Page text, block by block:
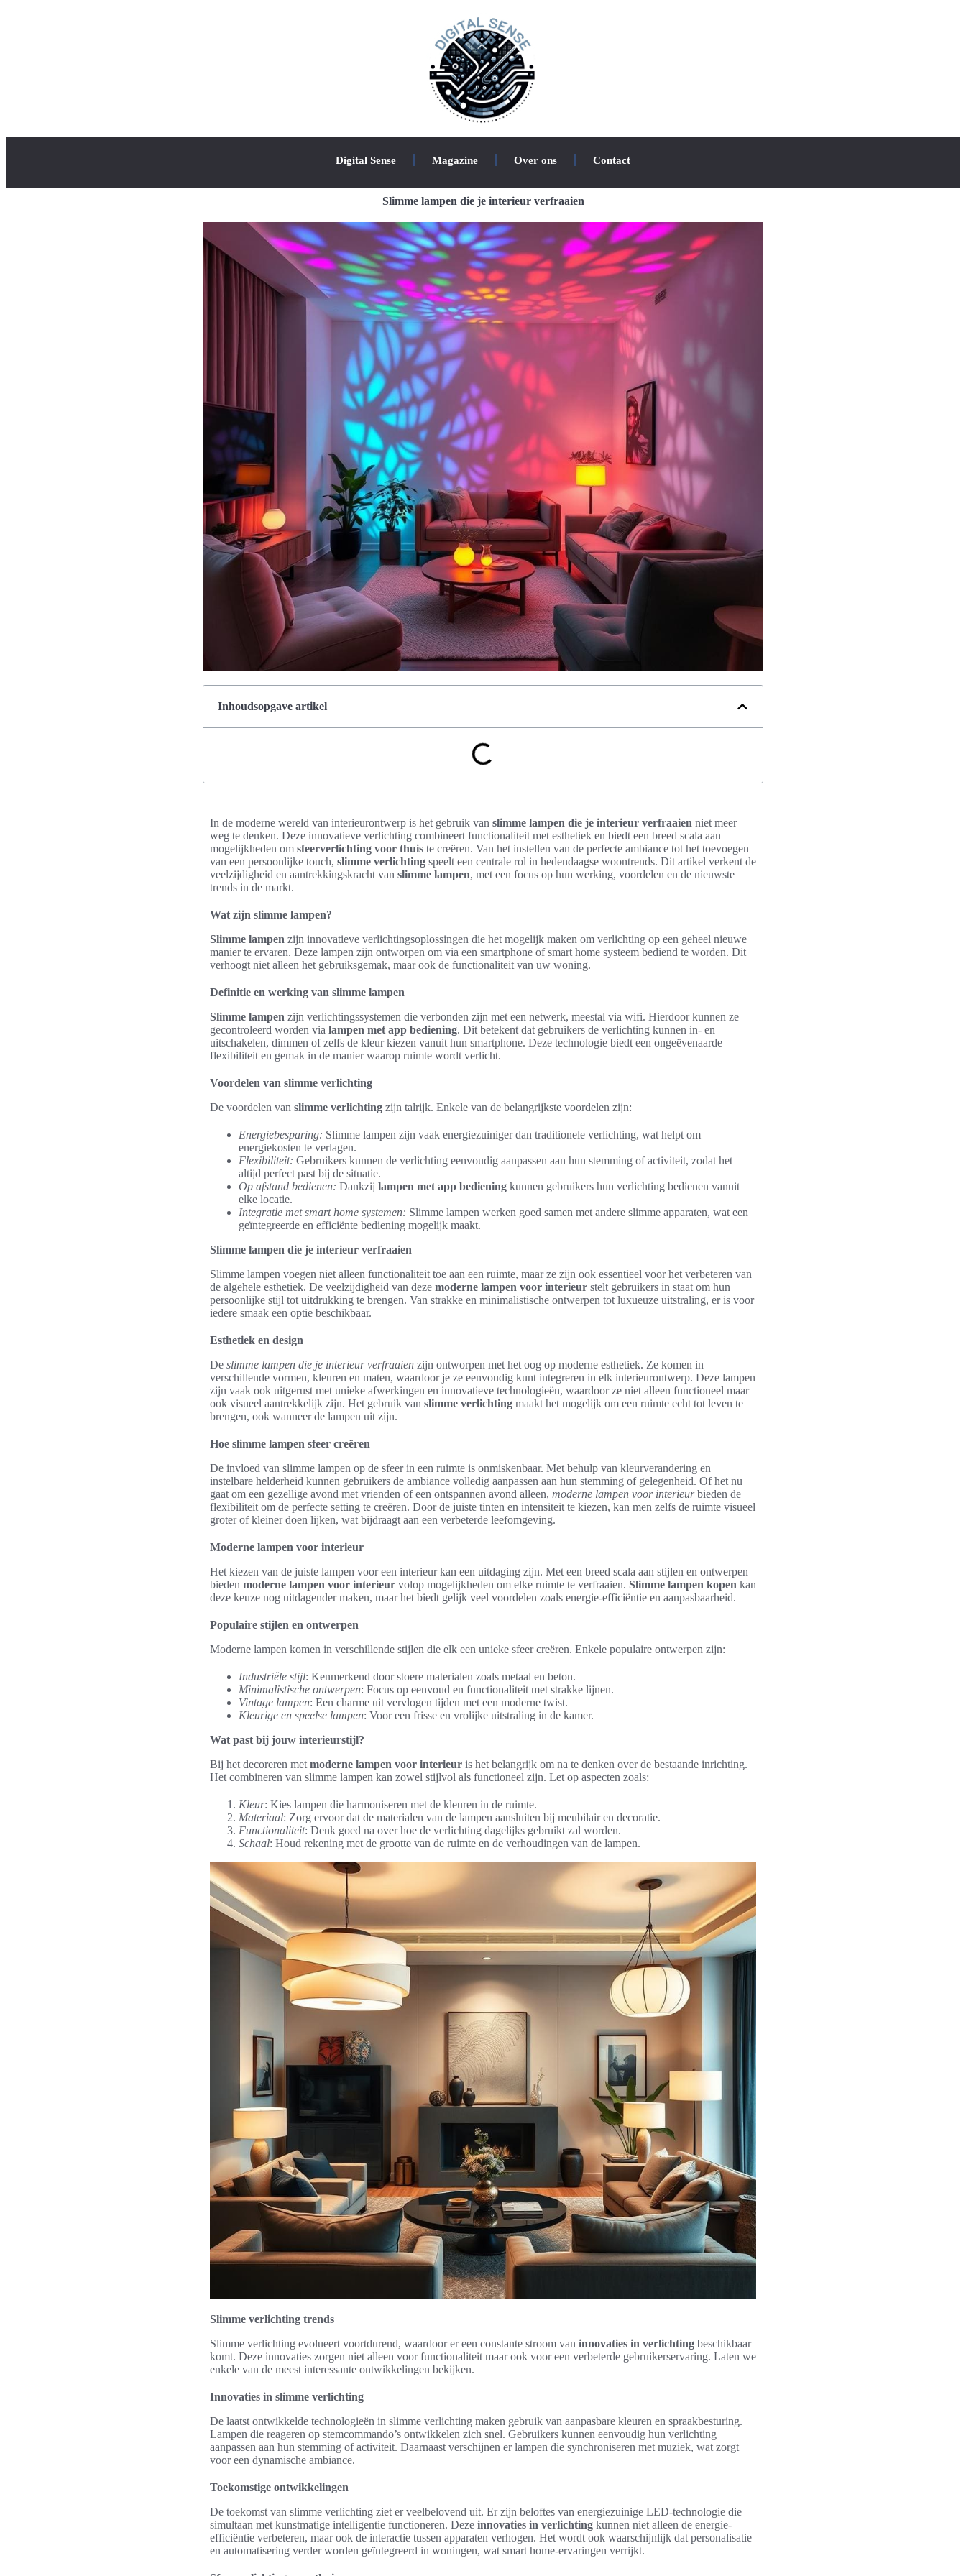
Digital Sense Magazine Over ons Contact
Slimme lampen die je interieur verfraaien
Inhoudsopgave artikel
In de moderne wereld van interieurontwerp is het gebruik van slimme lampen die je interieur verfraaien niet meer
weg te denken. Deze innovatieve verlichting combineert functionaliteit met esthetiek en biedt een breed scala aan
mogelijkheden om sfeerverlichting voor thuis te creëren. Van het instellen van de perfecte ambiance tot het toevoegen
van een persoonlijke touch, slimme verlichting speelt een centrale rol in hedendaagse woontrends. Dit artikel verkent de
veelzijdigheid en aantrekkingskracht van slimme lampen, met een focus op hun werking, voordelen en de nieuwste
trends in de markt.
Wat zijn slimme lampen?
Slimme lampen zijn innovatieve verlichtingsoplossingen die het mogelijk maken om verlichting op een geheel nieuwe
manier te ervaren. Deze lampen zijn ontworpen om via een smartphone of smart home systeem bediend te worden. Dit
verhoogt niet alleen het gebruiksgemak, maar ook de functionaliteit van uw woning.
Definitie en werking van slimme lampen
Slimme lampen zijn verlichtingssystemen die verbonden zijn met een netwerk, meestal via wifi. Hierdoor kunnen ze
gecontroleerd worden via lampen met app bediening. Dit betekent dat gebruikers de verlichting kunnen in- en
uitschakelen, dimmen of zelfs de kleur kiezen vanuit hun smartphone. Deze technologie biedt een ongeëvenaarde
flexibiliteit en gemak in de manier waarop ruimte wordt verlicht.
Voordelen van slimme verlichting
De voordelen van slimme verlichting zijn talrijk. Enkele van de belangrijkste voordelen zijn:
Energiebesparing: Slimme lampen zijn vaak energiezuiniger dan traditionele verlichting, wat helpt om
energiekosten te verlagen.
Flexibiliteit: Gebruikers kunnen de verlichting eenvoudig aanpassen aan hun stemming of activiteit, zodat het
altijd perfect past bij de situatie.
Op afstand bedienen: Dankzij lampen met app bediening kunnen gebruikers hun verlichting bedienen vanuit
elke locatie.
Integratie met smart home systemen: Slimme lampen werken goed samen met andere slimme apparaten, wat een
geïntegreerde en efficiënte bediening mogelijk maakt.
Slimme lampen die je interieur verfraaien
Slimme lampen voegen niet alleen functionaliteit toe aan een ruimte, maar ze zijn ook essentieel voor het verbeteren van
de algehele esthetiek. De veelzijdigheid van deze moderne lampen voor interieur stelt gebruikers in staat om hun
persoonlijke stijl tot uitdrukking te brengen. Van strakke en minimalistische ontwerpen tot luxueuze uitstraling, er is voor
iedere smaak een optie beschikbaar.
Esthetiek en design
De slimme lampen die je interieur verfraaien zijn ontworpen met het oog op moderne esthetiek. Ze komen in
verschillende vormen, kleuren en maten, waardoor je ze eenvoudig kunt integreren in elk interieurontwerp. Deze lampen
zijn vaak ook uitgerust met unieke afwerkingen en innovatieve technologieën, waardoor ze niet alleen functioneel maar
ook visueel aantrekkelijk zijn. Het gebruik van slimme verlichting maakt het mogelijk om een ruimte echt tot leven te
brengen, ook wanneer de lampen uit zijn.
Hoe slimme lampen sfeer creëren
De invloed van slimme lampen op de sfeer in een ruimte is onmiskenbaar. Met behulp van kleurverandering en
instelbare helderheid kunnen gebruikers de ambiance volledig aanpassen aan hun stemming of gelegenheid. Of het nu
gaat om een gezellige avond met vrienden of een ontspannen avond alleen, moderne lampen voor interieurbieden de
flexibiliteit om de perfecte setting te creëren. Door de juiste tinten en intensiteit te kiezen, kan men zelfs de ruimte visueel
groter of kleiner doen lijken, wat bijdraagt aan een verbeterde leefomgeving.
Moderne lampen voor interieur
Het kiezen van de juiste lampen voor een interieur kan een uitdaging zijn. Met een breed scala aan stijlen en ontwerpen
bieden moderne lampen voor interieur volop mogelijkheden om elke ruimte te verfraaien. Slimme lampen kopen kan
deze keuze nog uitdagender maken, maar het biedt gelijk veel voordelen zoals energie-efficiëntie en aanpasbaarheid.
Populaire stijlen en ontwerpen
Moderne lampen komen in verschillende stijlen die elk een unieke sfeer creëren. Enkele populaire ontwerpen zijn:
Industriële stijl: Kenmerkend door stoere materialen zoals metaal en beton.
Minimalistische ontwerpen: Focus op eenvoud en functionaliteit met strakke lijnen.
Vintage lampen: Een charme uit vervlogen tijden met een moderne twist.
Kleurige en speelse lampen: Voor een frisse en vrolijke uitstraling in de kamer.
Wat past bij jouw interieurstijl?
Bij het decoreren met moderne lampen voor interieur is het belangrijk om na te denken over de bestaande inrichting.
Het combineren van slimme lampen kan zowel stijlvol als functioneel zijn. Let op aspecten zoals:
Kleur: Kies lampen die harmoniseren met de kleuren in de ruimte.
Materiaal: Zorg ervoor dat de materialen van de lampen aansluiten bij meubilair en decoratie.
Functionaliteit: Denk goed na over hoe de verlichting dagelijks gebruikt zal worden.
Schaal: Houd rekening met de grootte van de ruimte en de verhoudingen van de lampen.
Slimme verlichting trends
Slimme verlichting evolueert voortdurend, waardoor er een constante stroom van innovaties in verlichting beschikbaar
komt. Deze innovaties zorgen niet alleen voor functionaliteit maar ook voor een verbeterde gebruikerservaring. Laten we
enkele van de meest interessante ontwikkelingen bekijken.
Innovaties in slimme verlichting
De laatst ontwikkelde technologieën in slimme verlichting maken gebruik van aanpasbare kleuren en spraakbesturing.
Lampen die reageren op stemcommando’s ontwikkelen zich snel. Gebruikers kunnen eenvoudig hun verlichting
aanpassen aan hun stemming of activiteit. Daarnaast verschijnen er lampen die synchroniseren met muziek, wat zorgt
voor een dynamische ambiance.
Toekomstige ontwikkelingen
De toekomst van slimme verlichting ziet er veelbelovend uit. Er zijn beloftes van energiezuinige LED-technologie die
simultaan met kunstmatige intelligentie functioneren. Deze innovaties in verlichting kunnen niet alleen de energie-
efficiëntie verbeteren, maar ook de interactie tussen apparaten verhogen. Het wordt ook waarschijnlijk dat personalisatie
en automatisering verder worden geïntegreerd in woningen, wat smart home-ervaringen verrijkt.